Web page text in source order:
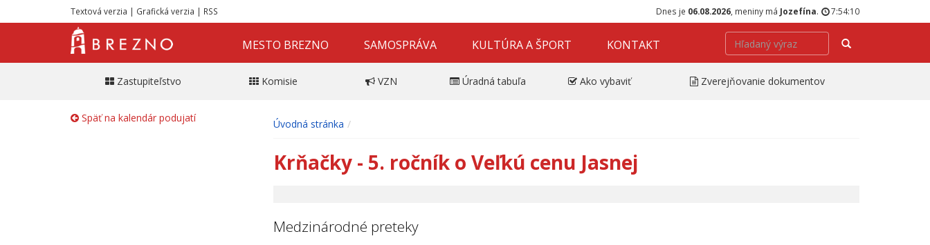
Textová verzia | Grafická verzia | RSS Dnes je 06.08.2026 , meniny má Jozefína. 7:54:10
MESTO BREZNO SAMOSPRÁVA KULTÚRA A ŠPORT KONTAKT Hľadať
Zastupiteľstvo Komisie VZN Úradná tabuľa Ako vybaviť Zverejňovanie dokumentov
Späť na kalendár podujatí Úvodná stránka
Krňačky - 5. ročník o Veľkú cenu Jasnej
Medzinárodné preteky